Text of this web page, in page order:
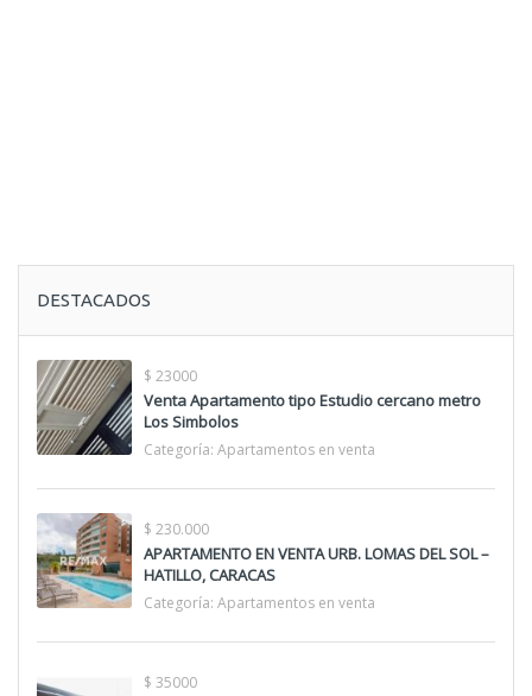
DESTACADOS
$ 23000
Venta Apartamento tipo Estudio cercano metro
Los Simbolos
Categoría: Apartamentos en venta
$ 230.000
APARTAMENTO EN VENTA URB. LOMAS DEL SOL –
HATILLO, CARACAS
Categoría: Apartamentos en venta
$ 35000